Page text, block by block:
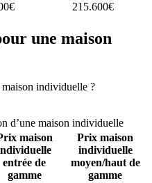
215.600€
une maison
individuelle ?
d’une maison individuelle
maison
entrée de
gamme
Prix maison
individuelle
moyen/haut de
gamme